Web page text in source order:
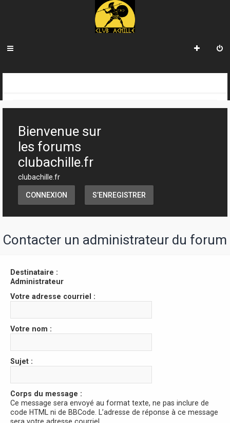
Bienvenue sur
les forums
clubachille.fr
clubachille.fr
CONNEXION S’ENREGISTRER
Contacter un administrateur du forum
Destinataire :
Administrateur
Votre adresse courriel :
Votre nom :
Sujet :
Corps du message :
Ce message sera envoyé au format texte, ne pas inclure de
code HTML ni de BBCode. L’adresse de réponse à ce message